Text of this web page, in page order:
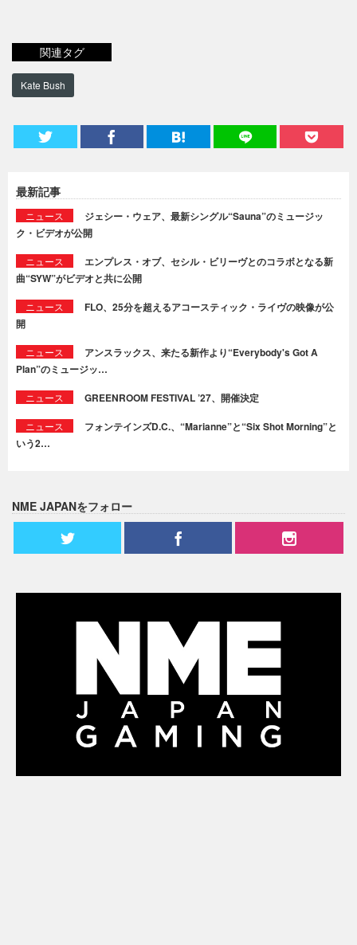
関連タグ
Kate Bush
最新記事
ニュース
ジェシー・ウェア、最新シングル“Sauna”のミュージッ
ク・ビデオが公開
ニュース
エンプレス・オブ、セシル・ビリーヴとのコラボとなる新
曲“SYW”がビデオと共に公開
ニュース
FLO、25分を超えるアコースティック・ライヴの映像が公
開
ニュース
アンスラックス、来たる新作より“Everybody's Got A
Plan”のミュージッ…
ニュース GREENROOM FESTIVAL ’27、開催決定
ニュース
フォンテインズD.C.、“Marianne”と“Six Shot Morning”と
いう2…
NME JAPANをフォロー